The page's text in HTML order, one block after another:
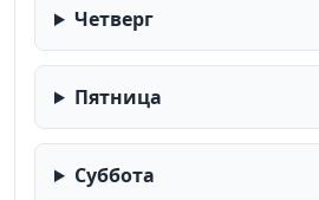
Четверг
Пятница
Суббота